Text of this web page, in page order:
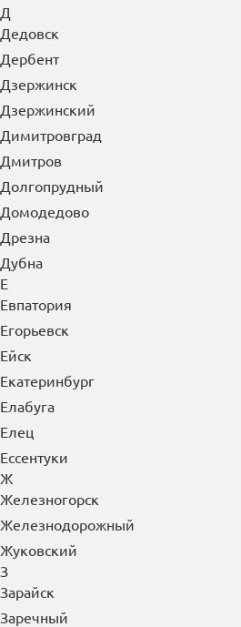
Д
Дедовск
Дербент
Дзержинск
Дзержинский
Димитровград
Дмитров
Долгопрудный
Домодедово
Дрезна
Дубна
Е
Евпатория
Егорьевск
Ейск
Екатеринбург
Елабуга
Елец
Ессентуки
Ж
Железногорск
Железнодорожный
Жуковский
З
Зарайск
Заречный